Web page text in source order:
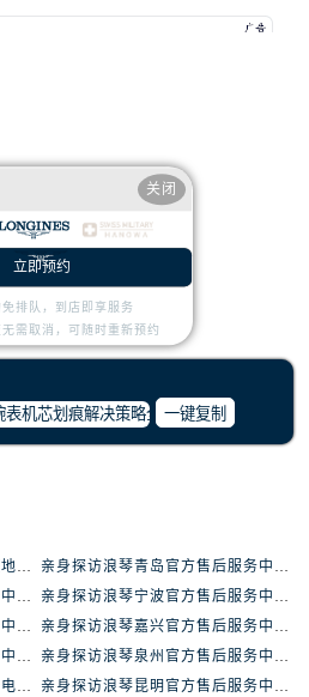
山西省长治市潞州区英雄中路浪琴售后服务中心（需提前预约）
安徽省蚌埠市蚌山区淮河路浪琴售后服务中心（需提前预约）
安徽省滁州市琅琊区南谯北路浪琴售后服务中心（需提前预约）
下 去提问
一键复制
浪琴中国官方售后服务中心完整地址及热线实地考察报告+多信源验证（2026年7月最新）
亲身探访浪琴青岛官方售后服务中心｜最新电话及地址（2026年7月最新）
亲身探访浪琴南昌官方售后服务中心｜最新电话及地址（2026年7月最新）
亲身探访浪琴宁波官方售后服务中心｜网点地址及售后热线（2026年7月最新）
亲身探访浪琴东莞官方售后服务中心｜地址与联系电话（2026年7月最新）
亲身探访浪琴嘉兴官方售后服务中心｜热线电话与网点地址（2026年7月最新）
亲身探访浪琴天津官方售后服务中心｜详细地址与售后电话（2026年7月最新）
亲身探访浪琴泉州官方售后服务中心｜全新地址电话一览（2026年7月最新）
浪琴中国官方售后服务中心服务电话与网点地址实地考察报告_多信源验证（2026年7月最新）
亲身探访浪琴昆明官方售后服务中心｜最新地址与售后热线（2026年7月最新）
关闭
立即预约
排队，到店即享服务
需取消，可随时重新预约